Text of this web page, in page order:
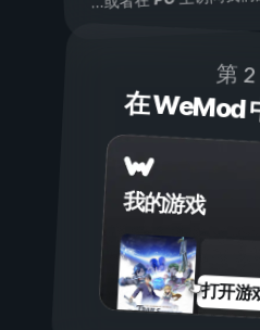
第
在 WeMod
我的游戏
打开游